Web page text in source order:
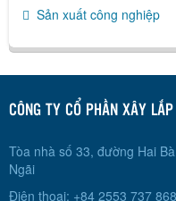
Sản xuất công nghiệp
CÔNG TY CỔ PHẦN XÂY
Tòa nhà số 33, đường Hai
Ngãi
Điện thoại: +84 2553 737 868